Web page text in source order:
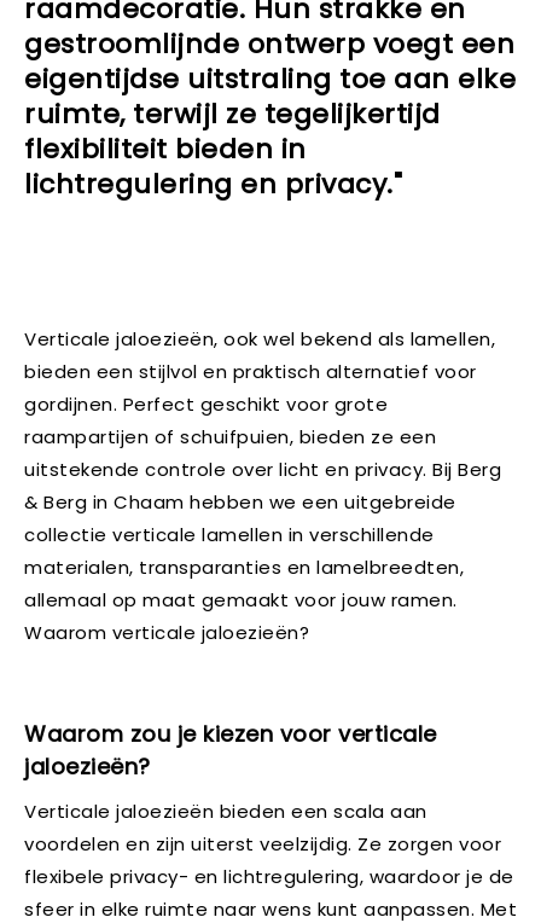
raamdecoratie. Hun strakke en
gestroomlijnde ontwerp voegt een
eigentijdse uitstraling toe aan elke
ruimte, terwijl ze tegelijkertijd
flexibiliteit bieden in
lichtregulering en privacy."
Verticale jaloezieën, ook wel bekend als lamellen,
bieden een stijlvol en praktisch alternatief voor
gordijnen. Perfect geschikt voor grote
raampartijen of schuifpuien, bieden ze een
uitstekende controle over licht en privacy. Bij Berg
& Berg in Chaam hebben we een uitgebreide
collectie verticale lamellen in verschillende
materialen, transparanties en lamelbreedten,
allemaal op maat gemaakt voor jouw ramen.
Waarom verticale jaloezieën?
Waarom zou je kiezen voor verticale
jaloezieën?
Verticale jaloezieën bieden een scala aan
voordelen en zijn uiterst veelzijdig. Ze zorgen voor
flexibele privacy- en lichtregulering, waardoor je de
sfeer in elke ruimte naar wens kunt aanpassen. Met